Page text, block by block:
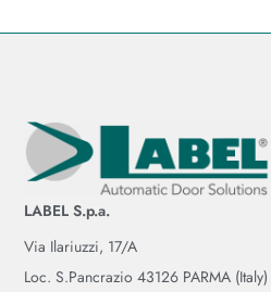
LABEL S.p.a.
Via Ilariuzzi, 17/A
Loc. S.Pancrazio 43126 PARMA (Italy)